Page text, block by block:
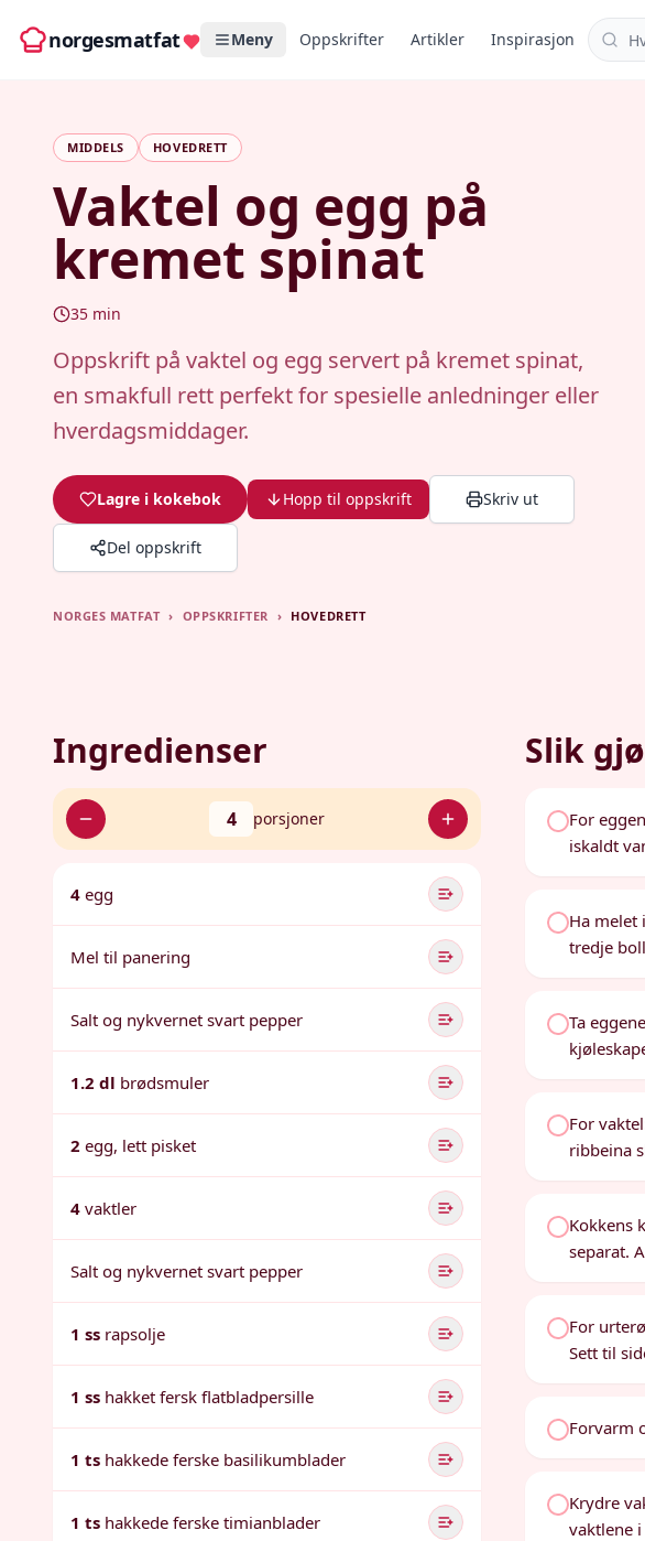
norgesmatfat Meny Oppskrifter Artikler Inspirasjon Søk i
MIDDELS HOVEDRETT
Vaktel og egg på
kremet spinat
35 min
Oppskrift på vaktel og egg servert på kremet spinat,
en smakfull rett perfekt for spesielle anledninger eller
hverdagsmiddager.
Lagre i kokebok Hopp til oppskrift Skriv ut
Del oppskrift
NORGES MATFAT › OPPSKRIFTER › HOVEDRETT
Ingredienser
4 porsjoner
4 egg
Mel til panering
Salt og nykvernet svart pepper
1.2 dl brødsmuler
2 egg, lett pisket
4 vaktler
Salt og nykvernet svart pepper
1 ss rapsolje
1 ss hakket fersk flatbladpersille
1 ts hakkede ferske basilikumblader
1 ts hakkede ferske timianblader
Slik
For
iskaldt
Ha melet
tredje
Ta
For
ribbeina
Kokkens
separat.
For
Sett til
Forvarm
Krydre
vaktlene